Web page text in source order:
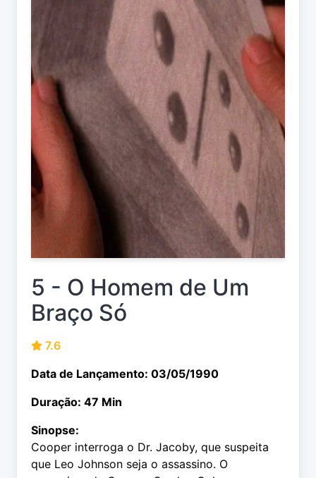
5 - O Homem de Um
Braço Só
7.6
Data de Lançamento: 03/05/1990
Duração: 47 Min
Sinopse:
Cooper interroga o Dr. Jacoby, que suspeita
que Leo Johnson seja o assassino. O